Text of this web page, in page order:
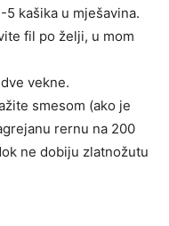
kašika u mješavina.
fil po želji, u mom
vekne.
smesom (ako je
rernu na 200
ne dobiju zlatnožutu